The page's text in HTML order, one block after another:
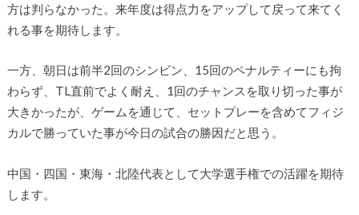
方は判らなかった。来年度は得点力をアップして戻って来てく
れる事を期待します。
一方、朝日は前半2回のシンビン、15回のペナルティーにも拘
わらず、TL直前でよく耐え、1回のチャンスを取り切った事が
大きかったが、ゲームを通じて、セットプレーを含めてフィジ
カルで勝っていた事が今日の試合の勝因だと思う。
中国・四国・東海・北陸代表として大学選手権での活躍を期待
します。